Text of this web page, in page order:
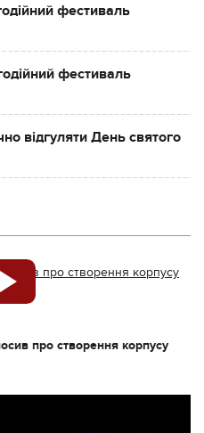
фестиваль
фестиваль
відгуляти День святого
про створення корпусу